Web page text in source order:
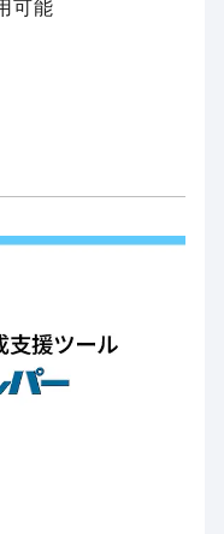
可能